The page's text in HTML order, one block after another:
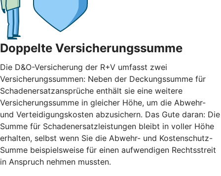
Doppelte Versicherungssumme
Die D&O-Versicherung der R+V umfasst zwei
Versicherungssummen: Neben der Deckungssumme für
Schadenersatzansprüche enthält sie eine weitere
Versicherungssumme in gleicher Höhe, um die Abwehr-
und Verteidigungskosten abzusichern. Das Gute daran: Die
Summe für Schadenersatzleistungen bleibt in voller Höhe
erhalten, selbst wenn Sie die Abwehr- und Kostenschutz-
Summe beispielsweise für einen aufwendigen Rechtsstreit
in Anspruch nehmen mussten.